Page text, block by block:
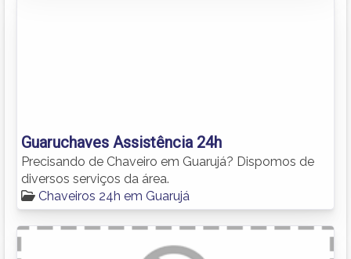
Guaruchaves Assistência 24h
Precisando de Chaveiro em Guarujá? Dispomos de
diversos serviços da área.
Chaveiros 24h em Guarujá